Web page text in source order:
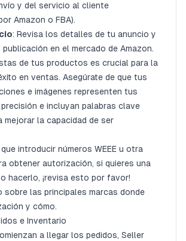
y del servicio al cliente
Amazon o FBA).
: Revisa los detalles de tu anuncio y
en el mercado de Amazon.
de tus productos es crucial para la
en ventas. Asegúrate de que tus
e imágenes representen tus
e incluyan palabras clave
mejorar la capacidad de ser
introducir números WEEE u otra
obtener autorización, si quieres una
hacerlo, ¡revisa esto por favor!
sobre las principales marcas donde
y cómo.
e Inventario
a llegar los pedidos, Seller